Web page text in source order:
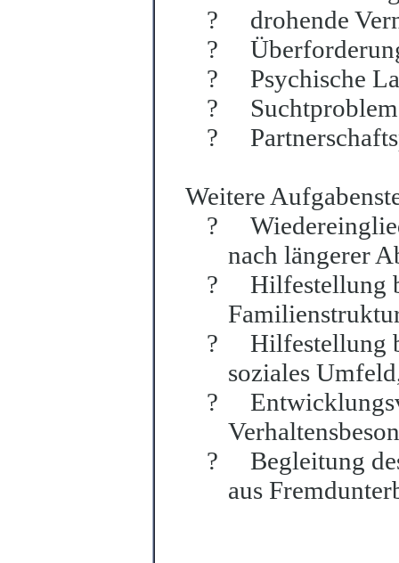
?
drohende
?
?
Psychische
?
?
Weitere
?
nach längerer
?
Hilfestellung
?
Hilfestellung
soziales
?
?
Begleitung
aus